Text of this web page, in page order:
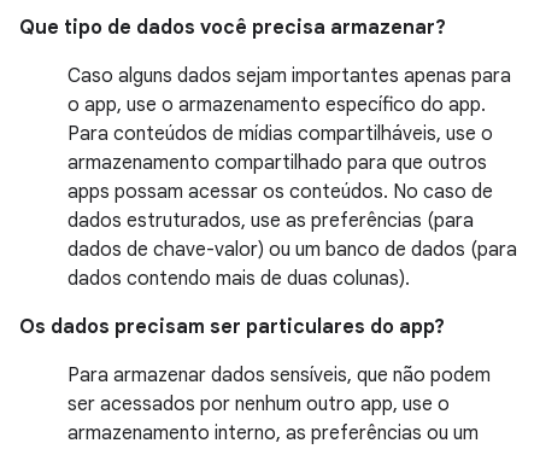
Que tipo de dados você precisa armazenar?
Caso alguns dados sejam importantes apenas para
o app, use o armazenamento específico do app.
Para conteúdos de mídias compartilháveis, use o
armazenamento compartilhado para que outros
apps possam acessar os conteúdos. No caso de
dados estruturados, use as preferências (para
dados de chave-valor) ou um banco de dados (para
dados contendo mais de duas colunas).
Os dados precisam ser particulares do app?
Para armazenar dados sensíveis, que não podem
ser acessados por nenhum outro app, use o
armazenamento interno, as preferências ou um